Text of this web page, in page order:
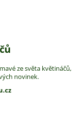
ze světa květináčů,
novinek.